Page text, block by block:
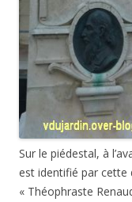
Sur le piédestal, à
est identifié par cette
« Théophraste